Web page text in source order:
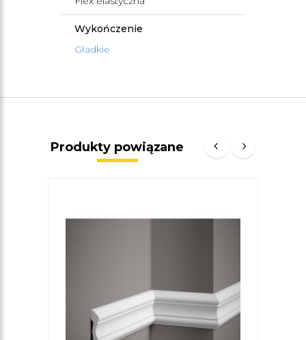
Wykończenie
Gładkie
Produkty powiązane